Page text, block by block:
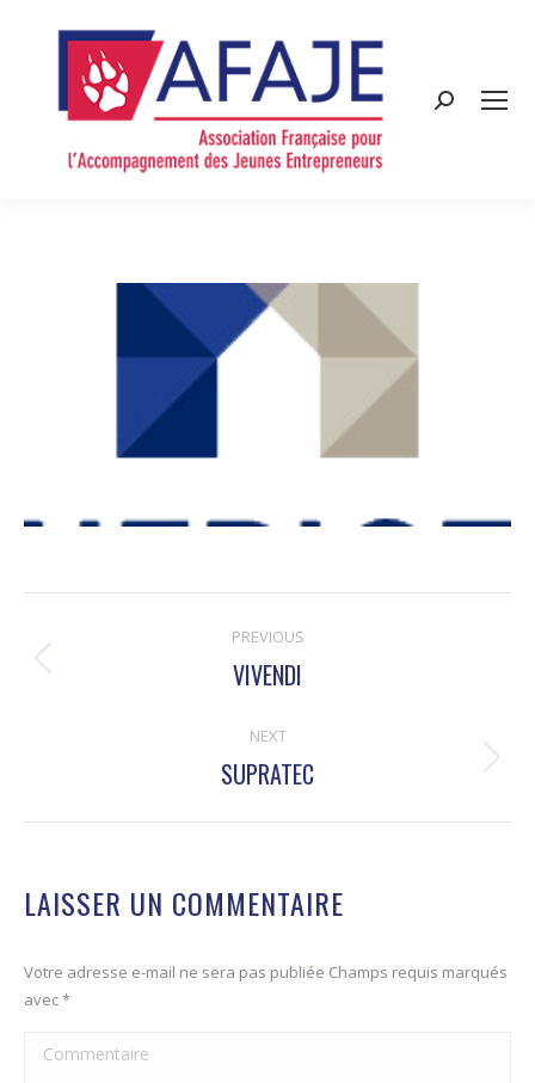
Search:
DE
COMMENTAIRE
PREVIOUS
Onglet
VIVENDI
NEXT
Projets
SUPRATEC
LAISSER UN COMMENTAIRE
Votre adresse e-mail ne sera pas publiée Champs requis marqués
avec*
Commentaire